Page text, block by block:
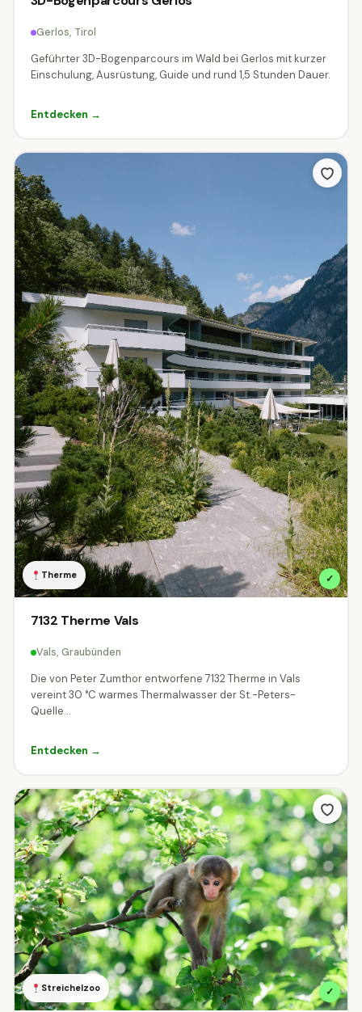
Gerlos, Tirol
Geführter 3D-Bogenparcours im Wald bei Gerlos mit kurzer
Einschulung, Ausrüstung, Guide und rund 1,5 Stunden Dauer.
Entdecken →
Therme ✓
7132 Therme Vals
Vals, Graubünden
Die von Peter Zumthor entworfene 7132 Therme in Vals
vereint 30 °C warmes Thermalwasser der St.-Peters-
Quelle...
Entdecken →
Streichelzoo ✓